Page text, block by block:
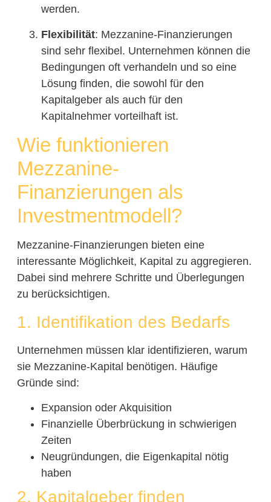
werden.
Flexibilität: Mezzanine-Finanzierungen
sind sehr flexibel. Unternehmen können die
Bedingungen oft verhandeln und so eine
Lösung finden, die sowohl für den
Kapitalgeber als auch für den
Kapitalnehmer vorteilhaft ist.
Wie funktionieren
Mezzanine-
Finanzierungen als
Investmentmodell?
Mezzanine-Finanzierungen bieten eine
interessante Möglichkeit, Kapital zu aggregieren.
Dabei sind mehrere Schritte und Überlegungen
zu berücksichtigen.
1. Identifikation des Bedarfs
Unternehmen müssen klar identifizieren, warum
sie Mezzanine-Kapital benötigen. Häufige
Gründe sind:
Expansion oder Akquisition
Finanzielle Überbrückung in schwierigen
Zeiten
Neugründungen, die Eigenkapital nötig
haben
2. Kapitalgeber finden